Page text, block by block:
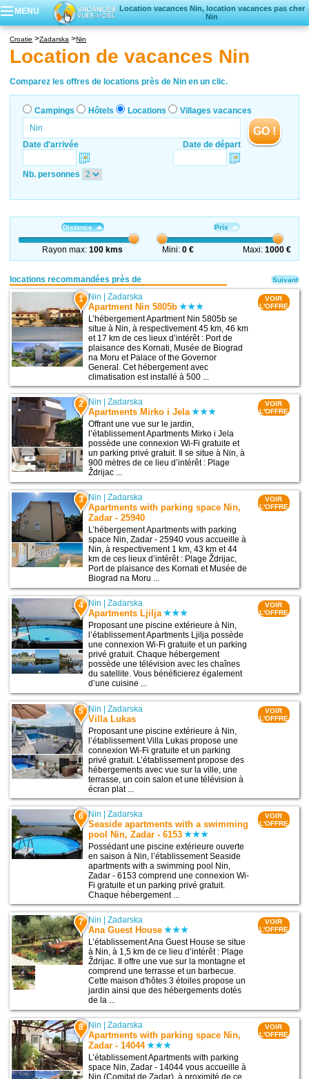
MENU
Location vacances Nin, location vacances pas cher
Nin
Locations vacances
Villages vacances
Croatie Zadarska Nin
Location de vacances Nin
Comparez les offres de locations près de Nin en un clic.
Campings Hôtels Locations Villages vacances
Date d'arrivée Date de départ
GO !
Nb. personnes
Distance
Rayon max:100 kms
Prix
Mini:0 € Maxi: 1000 €
locations recommandées près de
1 Nin |Zadarska
Apartment Nin 5805b
L’hébergement Apartment Nin 5805b se
situe à Nin, à respectivement 45 km, 46 km
et 17 km de ces lieux d’intérêt : Port de
plaisance des Kornati, Musée de Biograd
na Moru et Palace of the Governor
General. Cet hébergement avec
climatisation est installé à 500 ...
VOIR
L'OFFRE
2 Nin |Zadarska
Apartments Mirko i Jela
Offrant une vue sur le jardin,
l’établissement Apartments Mirko i Jela
possède une connexion Wi-Fi gratuite et
un parking privé gratuit. Il se situe à Nin, à
900 mètres de ce lieu d’intérêt : Plage
Ždrijac ...
VOIR
L'OFFRE
3 Nin |Zadarska
Apartments with parking space Nin,
Zadar - 25940
L’hébergement Apartments with parking
space Nin, Zadar - 25940 vous accueille à
Nin, à respectivement 1 km, 43 km et 44
km de ces lieux d’intérêt : Plage Ždrijac,
Port de plaisance des Kornati et Musée de
Biograd na Moru ...
VOIR
L'OFFRE
4 Nin |Zadarska
Apartments Ljilja
Proposant une piscine extérieure à Nin,
l’établissement Apartments Ljilja possède
une connexion Wi-Fi gratuite et un parking
privé gratuit. Chaque hébergement
possède une télévision avec les chaînes
du satellite. Vous bénéficierez également
d’une cuisine ...
VOIR
L'OFFRE
5 Nin |Zadarska
Villa Lukas
Proposant une piscine extérieure à Nin,
l’établissement Villa Lukas propose une
connexion Wi-Fi gratuite et un parking
privé gratuit. L’établissement propose des
hébergements avec vue sur la ville, une
terrasse, un coin salon et une télévision à
écran plat ...
VOIR
L'OFFRE
6 Nin |Zadarska
Seaside apartments with a swimming
pool Nin, Zadar - 6153
Possédant une piscine extérieure ouverte
en saison à Nin, l’établissement Seaside
apartments with a swimming pool Nin,
Zadar - 6153 comprend une connexion Wi-
Fi gratuite et un parking privé gratuit.
Chaque hébergement ...
VOIR
L'OFFRE
7 Nin |Zadarska
Ana Guest House
L’établissement Ana Guest House se situe
à Nin, à 1,5 km de ce lieu d’intérêt : Plage
Ždrijac. Il offre une vue sur la montagne et
comprend une terrasse et un barbecue.
Cette maison d'hôtes 3 étoiles propose un
jardin ainsi que des hébergements dotés
de la ...
VOIR
L'OFFRE
8 Nin |Zadarska
Apartments with parking space Nin,
Zadar - 14044
L’établissement Apartments with parking
space Nin, Zadar - 14044 vous accueille à
Nin (Comitat de Zadar), à proximité de ce
VOIR
L'OFFRE
Suivant